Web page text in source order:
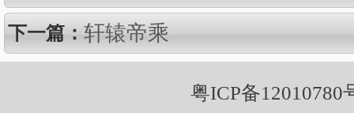
下一篇： 轩辕帝乘
粤ICP备12010780